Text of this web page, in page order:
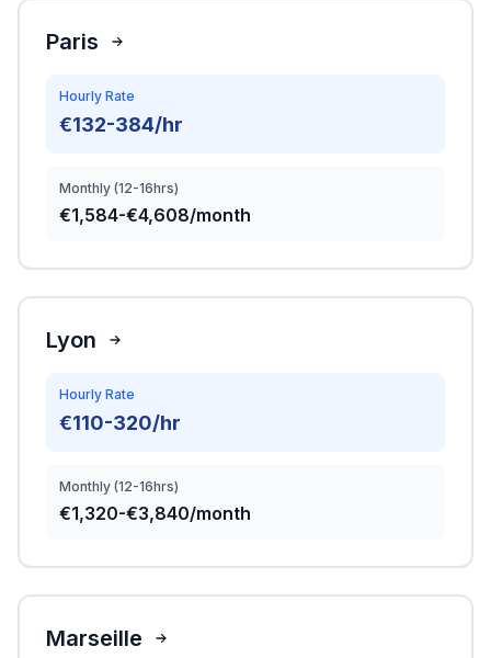
Paris
Hourly Rate
€132-384/hr
Monthly (12-16hrs)
€1,584-€4,608/month
Lyon
Hourly Rate
€110-320/hr
Monthly (12-16hrs)
€1,320-€3,840/month
Marseille